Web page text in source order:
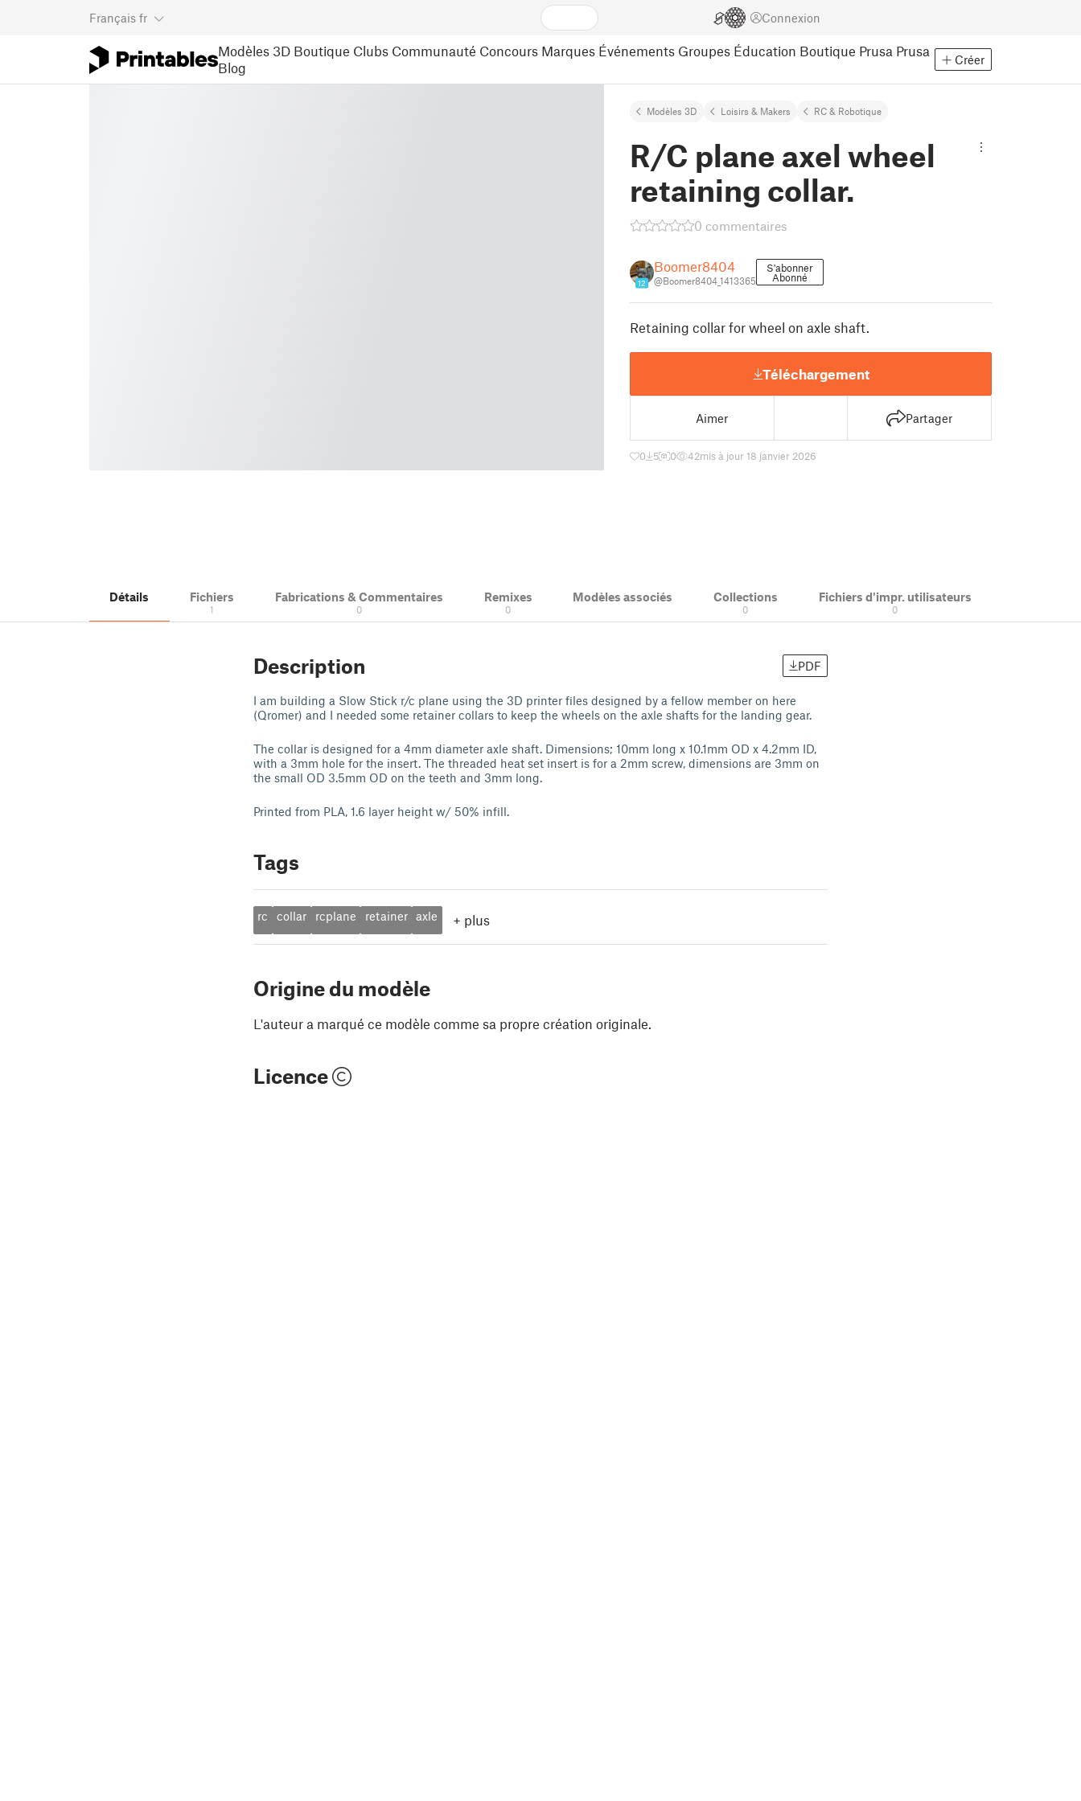
Français fr Connexion
Modèles 3D Boutique Clubs Communauté Concours Marques Événements Groupes Éducation Boutique Prusa Prusa
Blog
Créer
Modèles 3D Loisirs & Makers RC & Robotique
R/C plane axel wheel
retaining collar.
0 commentaires
12
Boomer8404
@Boomer8404_1413365
S'abonner
Abonné
Retaining collar for wheel on axle shaft.
Téléchargement
Aimer Partager
0 5 0 42mis à jour 18 janvier 2026
Détails Fichiers
1
Fabrications & Commentaires
0
Remixes
0
Modèles associés Collections
0
Fichiers d'impr. utilisateurs
0
Description PDF
I am building a Slow Stick r/c plane using the 3D printer files designed by a fellow member on here
(Qromer) and I needed some retainer collars to keep the wheels on the axle shafts for the landing gear.
The collar is designed for a 4mm diameter axle shaft. Dimensions; 10mm long x 10.1mm OD x 4.2mm ID,
with a 3mm hole for the insert. The threaded heat set insert is for a 2mm screw, dimensions are 3mm on
the small OD 3.5mm OD on the teeth and 3mm long.
Printed from PLA, 1.6 layer height w/ 50% infill.
Tags
rc collar rcplane retainer axle + plus
Origine du modèle
L'auteur a marqué ce modèle comme sa propre création originale.
Licence